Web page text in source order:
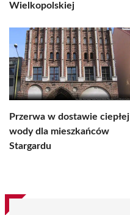
Wielkopolskiej
Przerwa w dostawie ciepłej
wody dla mieszkańców
Stargardu